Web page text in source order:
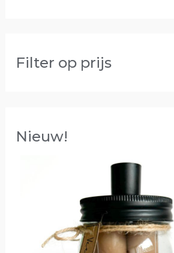
Filter op prijs
Nieuw!